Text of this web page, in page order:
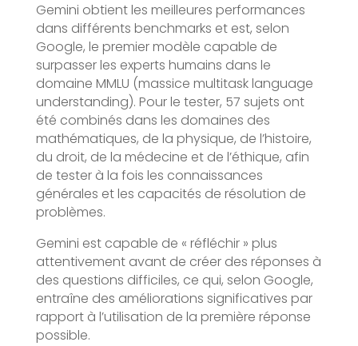
Gemini obtient les meilleures performances
dans différents benchmarks et est, selon
Google, le premier modèle capable de
surpasser les experts humains dans le
domaine MMLU (massice multitask language
understanding). Pour le tester, 57 sujets ont
été combinés dans les domaines des
mathématiques, de la physique, de l’histoire,
du droit, de la médecine et de l’éthique, afin
de tester à la fois les connaissances
générales et les capacités de résolution de
problèmes.
Gemini est capable de « réfléchir » plus
attentivement avant de créer des réponses à
des questions difficiles, ce qui, selon Google,
entraîne des améliorations significatives par
rapport à l’utilisation de la première réponse
possible.